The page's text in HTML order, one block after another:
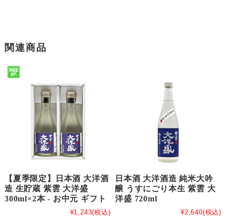
関連商品
【夏季限定】日本酒 大洋酒
造 生貯蔵 紫雲 大洋盛
300ml×2本 - お中元 ギフト
¥1,243(税込)
日本酒 大洋酒造 純米大吟
醸 うすにごり本生 紫雲 大
洋盛 720ml
¥2,640(税込)